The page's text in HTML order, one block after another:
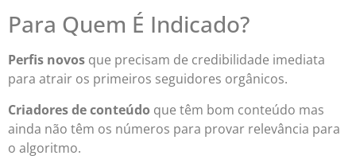
Para Quem É Indicado?
Perfis novos que precisam de credibilidade imediata
para atrair os primeiros seguidores orgânicos.
Criadores de conteúdo que têm bom conteúdo mas
ainda não têm os números para provar relevância para
o algoritmo.